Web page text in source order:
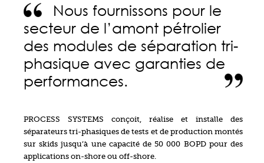
Nous fournissons pour le
secteur de l’amont pétrolier
des modules de séparation tri-
phasique avec garanties de
performances.
PROCESS SYSTEMS conçoit, réalise et installe des
séparateurs tri-phasiques de tests et de production montés
sur skids jusqu’à une capacité de 50 000 BOPD pour des
applications on-shore ou off-shore.